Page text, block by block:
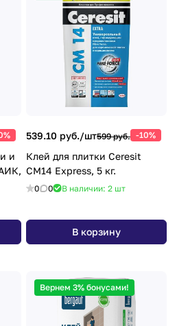
и
539.10 руб./шт599 руб. -10%
Клей для плитки Ceresit
CM14 Express, 5 кг.
0 0 В наличии: 2 шт
В корзину
Вернем 3% бонусами!